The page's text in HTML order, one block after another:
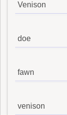
Venison
doe
fawn
venison